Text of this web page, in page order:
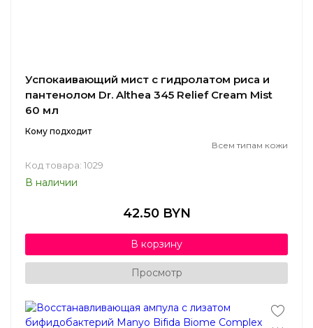
Успокаивающий мист с гидролатом риса и
пантенолом Dr. Althea 345 Relief Cream Mist
60 мл
Кому подходит
Всем типам кожи
Код товара: 1029
В наличии
42.50 BYN
В корзину
Просмотр